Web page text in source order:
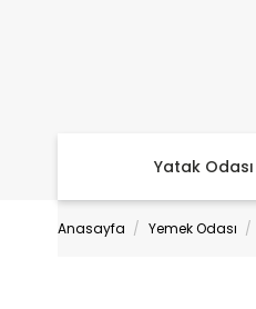
Yatak Odası
Anasayfa Yemek Odası